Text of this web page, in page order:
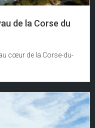
de la Corse du
cœur de la Corse-du-